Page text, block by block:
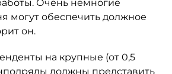
Очень немногие
могут обеспечить должное
он.
на крупные (от 0,5
должны представить